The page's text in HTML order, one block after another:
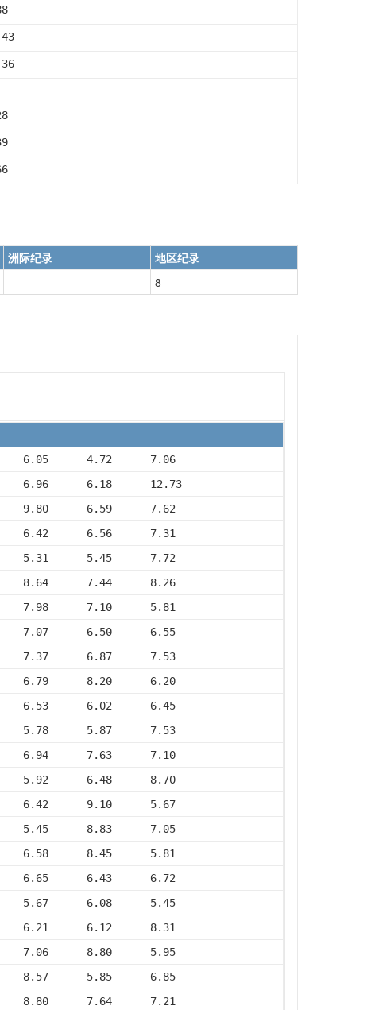
洲际纪录
地区纪录
8
6.05      4.72      7.06
6.96      6.18      12.73
9.80      6.59      7.62
6.42      6.56      7.31
5.31      5.45      7.72
8.64      7.44      8.26
7.98      7.10      5.81
7.07      6.50      6.55
7.37      6.87      7.53
6.79      8.20      6.20
6.53      6.02      6.45
5.78      5.87      7.53
6.94      7.63      7.10
5.92      6.48      8.70
6.42      9.10      5.67
5.45      8.83      7.05
6.58      8.45      5.81
6.65      6.43      6.72
5.67      6.08      5.45
6.21      6.12      8.31
7.06      8.80      5.95
8.57      5.85      6.85
8.80      7.64      7.21